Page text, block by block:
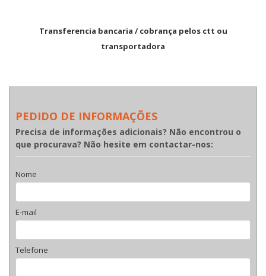
Transferencia bancaria / cobrança pelos ctt ou
transportadora
PEDIDO DE INFORMAÇÕES
Precisa de informações adicionais? Não encontrou o
que procurava? Não hesite em contactar-nos:
Nome
E-mail
Telefone